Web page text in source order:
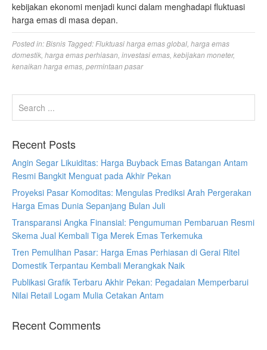
kebijakan ekonomi menjadi kunci dalam menghadapi fluktuasi
harga emas di masa depan.
Posted in:Bisnis Tagged: Fluktuasi harga emas global harga emas
domestik harga emas perhiasan investasi emas kebijakan moneter,
kenaikan harga emas permintaan pasar
Recent Posts
Angin Segar Likuiditas: Harga Buyback Emas Batangan Antam
Resmi Bangkit Menguat pada Akhir Pekan
Proyeksi Pasar Komoditas: Mengulas Prediksi Arah Pergerakan
Harga Emas Dunia Sepanjang Bulan Juli
Transparansi Angka Finansial: Pengumuman Pembaruan Resmi
Skema Jual Kembali Tiga Merek Emas Terkemuka
Tren Pemulihan Pasar: Harga Emas Perhiasan di Gerai Ritel
Domestik Terpantau Kembali Merangkak Naik
Publikasi Grafik Terbaru Akhir Pekan: Pegadaian Memperbarui
Nilai Retail Logam Mulia Cetakan Antam
Recent Comments